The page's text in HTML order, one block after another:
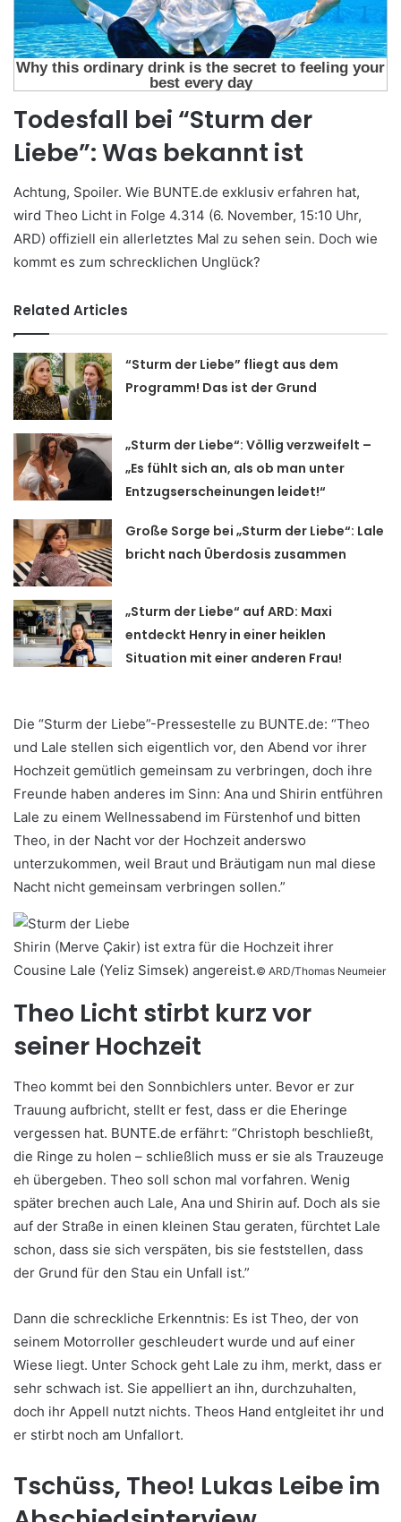
Todesfall bei “Sturm der
Liebe”: Was bekannt ist
Achtung, Spoiler. Wie BUNTE.de exklusiv erfahren hat,
wird Theo Licht in Folge 4.314 (6. November, 15:10 Uhr,
ARD) offiziell ein allerletztes Mal zu sehen sein. Doch wie
kommt es zum schrecklichen Unglück?
Related Articles
“Sturm der Liebe” fliegt aus dem
Programm! Das ist der Grund
„Sturm der Liebe“: Völlig verzweifelt –
„Es fühlt sich an, als ob man unter
Entzugserscheinungen leidet!“
Große Sorge bei „Sturm der Liebe“: Lale
bricht nach Überdosis zusammen
„Sturm der Liebe“ auf ARD: Maxi
entdeckt Henry in einer heiklen
Situation mit einer anderen Frau!
Die “Sturm der Liebe”-Pressestelle zu BUNTE.de: “Theo
und Lale stellen sich eigentlich vor, den Abend vor ihrer
Hochzeit gemütlich gemeinsam zu verbringen, doch ihre
Freunde haben anderes im Sinn: Ana und Shirin entführen
Lale zu einem Wellnessabend im Fürstenhof und bitten
Theo, in der Nacht vor der Hochzeit anderswo
unterzukommen, weil Braut und Bräutigam nun mal diese
Nacht nicht gemeinsam verbringen sollen.”
Shirin (Merve Çakir) ist extra für die Hochzeit ihrer
Cousine Lale (Yeliz Simsek) angereist.© ARD/Thomas Neumeier
Theo Licht stirbt kurz vor
seiner Hochzeit
Theo kommt bei den Sonnbichlers unter. Bevor er zur
Trauung aufbricht, stellt er fest, dass er die Eheringe
vergessen hat. BUNTE.de erfährt: “Christoph beschließt,
die Ringe zu holen – schließlich muss er sie als Trauzeuge
eh übergeben. Theo soll schon mal vorfahren. Wenig
später brechen auch Lale, Ana und Shirin auf. Doch als sie
auf der Straße in einen kleinen Stau geraten, fürchtet Lale
schon, dass sie sich verspäten, bis sie feststellen, dass
der Grund für den Stau ein Unfall ist.”
Dann die schreckliche Erkenntnis: Es ist Theo, der von
seinem Motorroller geschleudert wurde und auf einer
Wiese liegt. Unter Schock geht Lale zu ihm, merkt, dass er
sehr schwach ist. Sie appelliert an ihn, durchzuhalten,
doch ihr Appell nutzt nichts. Theos Hand entgleitet ihr und
er stirbt noch am Unfallort.
Tschüss, Theo! Lukas Leibe im